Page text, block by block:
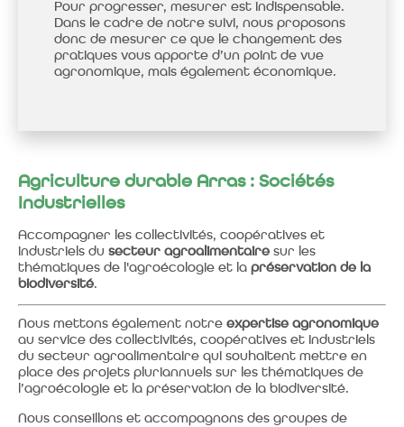
Pour progresser, mesurer est indispensable.
Dans le cadre de notre suivi, nous proposons
donc de mesurer ce que le changement des
pratiques vous apporte d’un point de vue
agronomique, mais également économique.
Agriculture durable Arras : Sociétés
Industrielles
Accompagner les collectivités, coopératives et
industriels du secteur agroalimentaire sur les
thématiques de l'agroécologie et la préservation de la
biodiversité.
Nous mettons également notre expertise agronomique
au service des collectivités, coopératives et industriels
du secteur agroalimentaire qui souhaitent mettre en
place des projets pluriannuels sur les thématiques de
l’agroécologie et la préservation de la biodiversité.
Nous conseillons et accompagnons des groupes de